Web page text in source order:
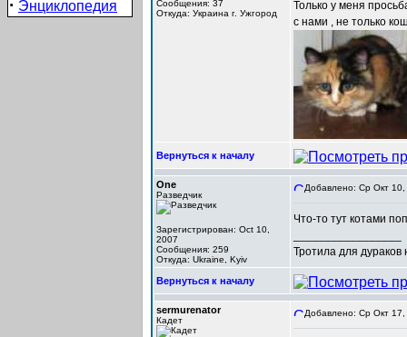
· Энциклопедия
Сообщения: 37
Откуда: Украина г. Ужгород
Только у меня
с нами , не только
Вернуться к началу
One
Разведчик
Зарегистрирован: Oct 10,
2007
Сообщения: 259
Откуда: Ukraine, Kyiv
Добавлено: Ср Окт
Что-то тут котами
Тротила для
Вернуться к началу
sermurenator
Кадет
Добавлено: Ср Окт